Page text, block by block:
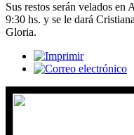
Sus restos serán velados
9:30 hs. y se le dará
Gloria.